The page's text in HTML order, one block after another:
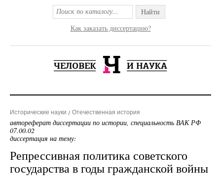
Найти
Как заказать диссертацию?
Исторические науки Отечественная история
автореферат диссертации по истории, специальность ВАК РФ
07.00.02
диссертация на тему:
Репрессивная политика советского
государства в годы гражданской войны